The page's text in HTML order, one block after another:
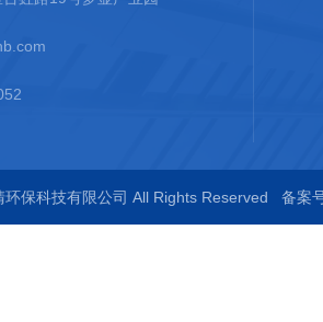
保科技有限公司 All Rights Reserved 备案